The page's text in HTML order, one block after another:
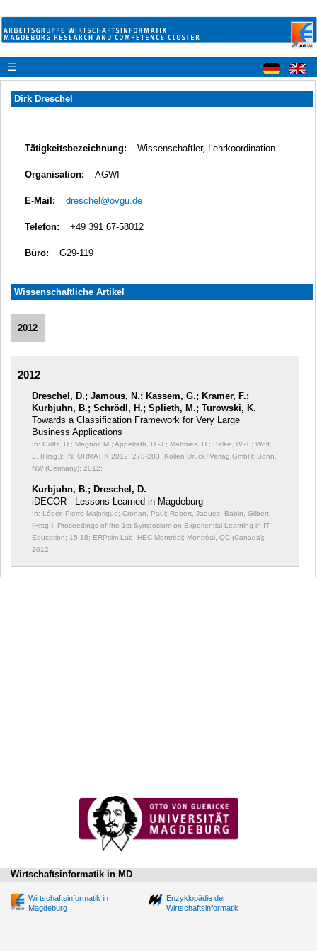
☰
Dirk Dreschel
Tätigkeitsbezeichnung: Wissenschaftler, Lehrkoordination
Organisation: AGWI
E-Mail: dreschel@ovgu.de
Telefon: +49 391 67-58012
Büro: G29-119
Wissenschaftliche Artikel
2012
2012
Dreschel, D.; Jamous, N.; Kassem, G.; Kramer, F.;
Kurbjuhn, B.; Schrödl, H.; Splieth, M.; Turowski, K.
Towards a Classification Framework for Very Large
Business Applications
In: Goltz, U.; Magnor, M.; Appelrath, H.-J.; Matthies, H.; Balke, W.-T.; Wolf,
L. (Hrsg.): INFORMATIK 2012; 273-283; Köllen Druck+Verlag GmbH; Bonn,
NW (Germany); 2012;
Kurbjuhn, B.; Dreschel, D.
iDECOR - Lessons Learned in Magdeburg
In: Léger, Pierre-Majorique; Cronan, Paul; Robert, Jaques; Babin, Gilbert
(Hrsg.): Proceedings of the 1st Symposium on Experiential Learning in IT
Education; 15-18; ERPsim Lab, HEC Montréal; Montréal, QC (Canada);
2012;
Wirtschaftsinformatik in MD
Wirtschaftsinformatik in
Magdeburg
Enzyklopädie der
Wirtschaftsinformatik